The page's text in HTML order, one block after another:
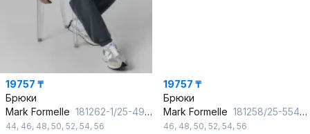
19757 ₸
Брюки
Mark Formelle 181262-1/25-4903Ц-7П темный_лес
44, 46, 48, 50, 52, 54, 56
19757 ₸
Брюки
Mark Formelle 181258/25-5546Ц-2 двухцветный_неви
46, 48, 50, 52, 54, 56